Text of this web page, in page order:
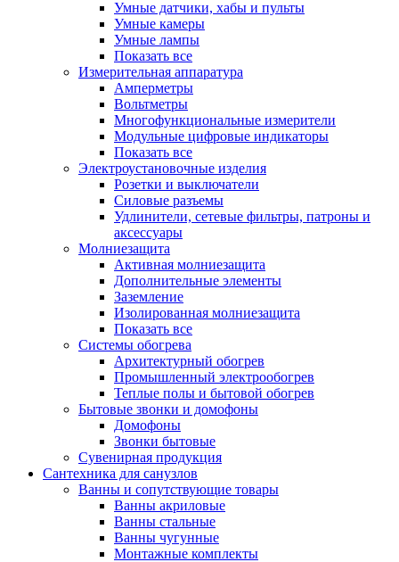
Умные датчики, хабы и пульты
Умные камеры
Умные лампы
Показать все
Измерительная аппаратура
Амперметры
Вольтметры
Многофункциональные измерители
Модульные цифровые индикаторы
Показать все
Электроустановочные изделия
Розетки и выключатели
Силовые разъемы
Удлинители, сетевые фильтры, патроны и
аксессуары
Молниезащита
Активная молниезащита
Дополнительные элементы
Заземление
Изолированная молниезащита
Показать все
Системы обогрева
Архитектурный обогрев
Промышленный электрообогрев
Теплые полы и бытовой обогрев
Бытовые звонки и домофоны
Домофоны
Звонки бытовые
Сувенирная продукция
Сантехника для санузлов
Ванны и сопутствующие товары
Ванны акриловые
Ванны стальные
Ванны чугунные
Монтажные комплекты